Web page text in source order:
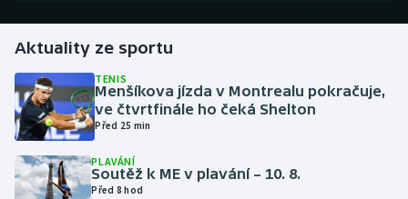
Futsal
Golf
Gymnastika
Házená
Aktuality ze sportu
TENIS
Menšíkova jízda v Montrealu pokračuje,
ve čtvrtfinále ho čeká Shelton
Před 25 min
PLAVÁNÍ
Soutěž k ME v plavání – 10. 8.
Před 8 hod